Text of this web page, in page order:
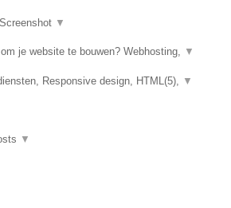
Screenshot ▼
je website te bouwen? Webhosting, ▼
Responsive design, HTML(5), ▼
▼